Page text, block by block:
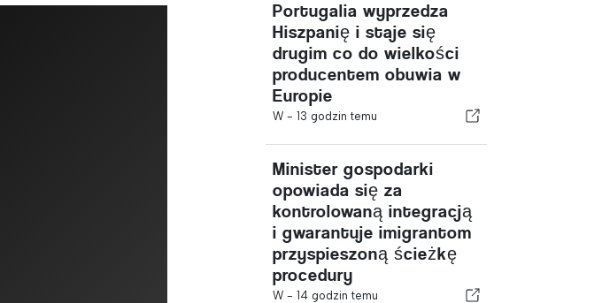
Portugalia wyprzedza
Hiszpanię i staje się
drugim co do wielkości
producentem obuwia w
Europie
W - 13 godzin temu
Minister gospodarki
opowiada się za
kontrolowaną integracją
i gwarantuje imigrantom
przyspieszoną ścieżkę
procedury
W - 14 godzin temu